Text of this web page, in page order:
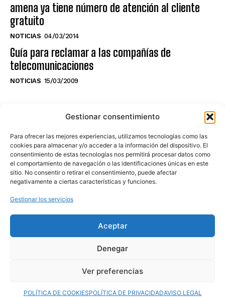
Gestionar consentimiento
Para ofrecer las mejores experiencias, utilizamos tecnologías como las
cookies para almacenar y/o acceder a la información del dispositivo. El
consentimiento de estas tecnologías nos permitirá procesar datos como
el comportamiento de navegación o las identificaciones únicas en este
sitio. No consentir o retirar el consentimiento, puede afectar
negativamente a ciertas características y funciones.
Gestionar los servicios
Aceptar
Denegar
Ver preferencias
POLÍTICA DE COOKIESPOLÍTICA DE PRIVACIDADAVISO LEGAL
amena ya tiene número de atención al cliente
gratuito
NOTICIAS 04/03/2014
Guía para reclamar a las compañías de
telecomunicaciones
NOTICIAS 15/03/2009
NO TE PIERDAS LO ÚLTIMO DEL CANAL
Haz clic en «Estoy de acuerdo» para
activar Youtube
POLÍTICA DE COOKIES
© 2025 MovilToday. Todos los derechos reservados.